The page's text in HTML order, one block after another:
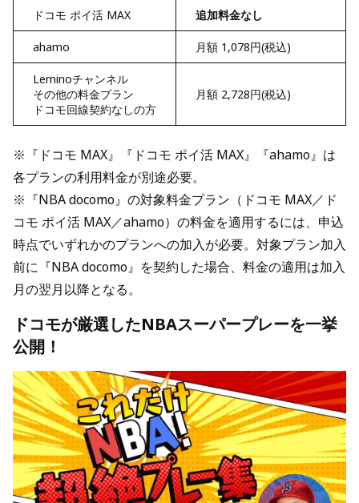
ドコモ ポイ活 MAX 追加料金なし
ahamo 月額 1,078円(税込)
Leminoチャンネル
その他の料金プラン
ドコモ回線契約なしの方
月額 2,728円(税込)
※『ドコモ MAX』『ドコモ ポイ活 MAX』『ahamo』は
各プランの利用料金が別途必要。
※『NBA docomo』の対象料金プラン（ドコモ MAX／ド
コモ ポイ活 MAX／ahamo）の料金を適用するには、申込
時点でいずれかのプランへの加入が必要。対象プラン加入
前に『NBA docomo』を契約した場合、料金の適用は加入
月の翌月以降となる。
ドコモが厳選したNBAスーパープレーを一挙
公開！